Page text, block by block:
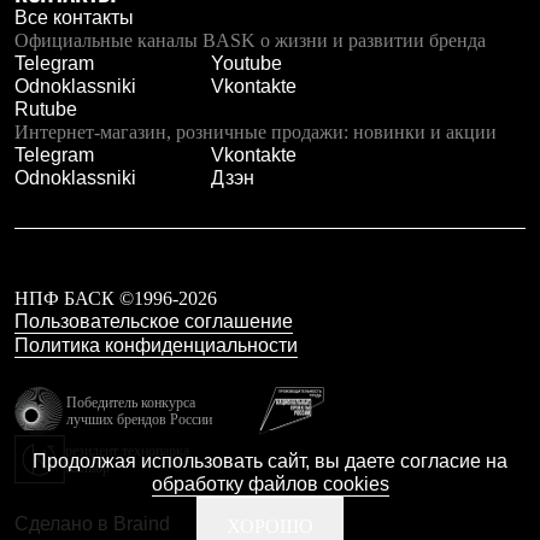
Рубашки
Футболки
Толстовки
Брюки
Термобелье
Теплое термобелье
Среднее термобелье
Легкое термобелье
Куртки
Утепленная пухом
Комбинезоны
Куртки
Брюки
Утепленная синтетикой
Комбинезоны
Куртки
Брюки
Лёгкая одежда
Толстовки
Все контакты
Официальные каналы BASK о жизни и развитии бренда
Telegram
Youtube
Odnoklassniki
Vkontakte
Rutube
Интернет-магазин, розничные продажи: новинки и акции
Telegram
Vkontakte
Odnoklassniki
Дзэн
НПФ БАСК ©1996-2026
Пользовательское соглашение
Политика конфиденциальности
Победитель конкурса
лучших брендов России
Калибр
Сделано в Braind
Продолжая использовать сайт, вы даете согласие на
обработку файлов cookies